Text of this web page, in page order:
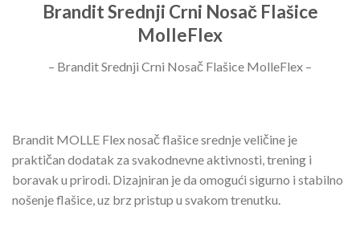
Brandit Srednji Crni Nosač Flašice
MolleFlex
– Brandit Srednji Crni Nosač Flašice MolleFlex –
Brandit MOLLE Flex nosač flašice srednje veličine je
praktičan dodatak za svakodnevne aktivnosti, trening i
boravak u prirodi. Dizajniran je da omogući sigurno i stabilno
nošenje flašice, uz brz pristup u svakom trenutku.